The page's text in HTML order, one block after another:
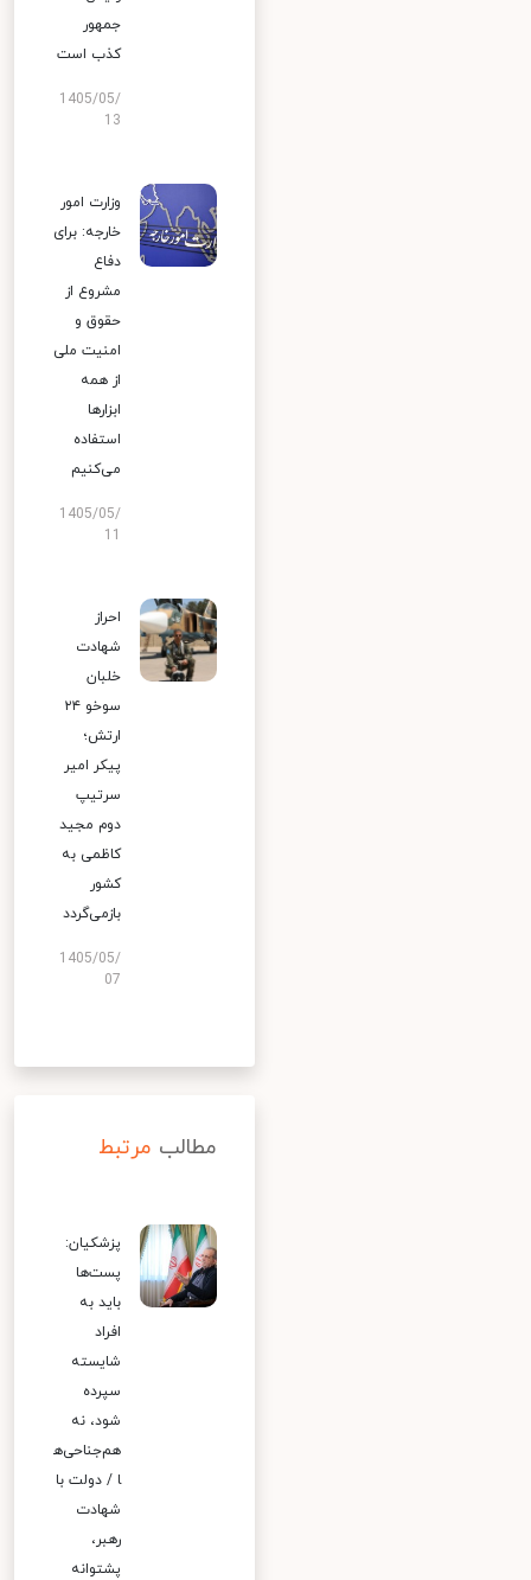
جمهور
کذب است
1405/05/
13
وزارت امور
خارجه: برای
دفاع
مشروع از
حقوق و
امنیت ملی
از همه
ابزارها
استفاده
می‌کنیم
1405/05/
احراز
شهادت
خلبان
سوخو ۲۴
ارتش؛
پیکر امیر
سرتیپ
دوم مجید
کاظمی به
کشور
بازمی‌گردد
1405/05/
07
مطالب مرتبط
پزشکیان:
پست‌ها
باید به
افراد
شایسته
سپرده
شود، نه
هم‌جناحی‌ه
ا / دولت با
شهادت
رهبر،
پشتوانه